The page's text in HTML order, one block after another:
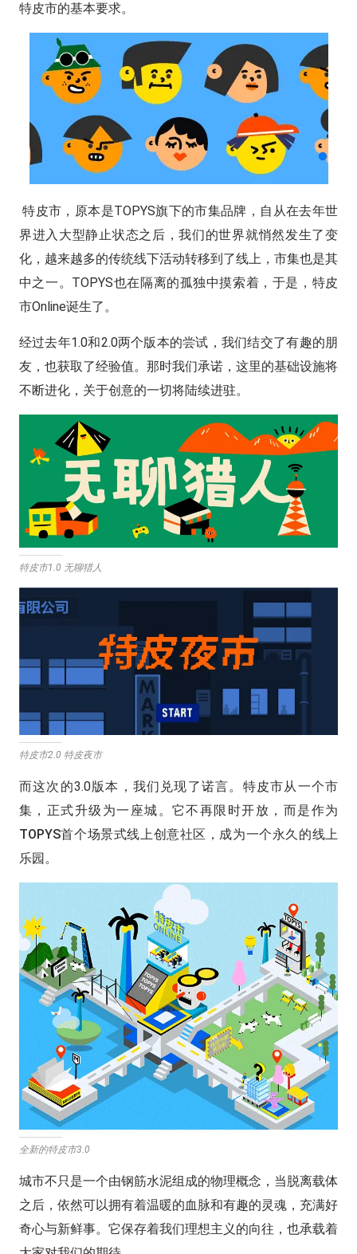
特皮市的基本要求。
特皮市，原本是TOPYS旗下的市集品牌，自从在去年世
界进入大型静止状态之后，我们的世界就悄然发生了变
化，越来越多的传统线下活动转移到了线上，市集也是其
中之一。TOPYS也在隔离的孤独中摸索着，于是，特皮
市Online诞生了。
经过去年1.0和2.0两个版本的尝试，我们结交了有趣的朋
友，也获取了经验值。 那时我们承诺，这里的基础设施将
不断进化，关于创意的一切将陆续进驻。
特皮市1.0 无聊猎人
特皮市2.0 特皮夜市
而这次的3.0版本，我们兑现了诺言。 特皮市从一个市
集，正式升级为一座城。它不再限时开放，而是作为
TOPYS首个场景式线上创意社区，成为一个永久的线上
乐园。
全新的特皮市3.0
城市不只是一个由钢筋水泥组成的物理概念，当脱离载体
之后，依然可以拥有着温暖的血脉和有趣的灵魂，充满好
奇心与新鲜事。它保存着我们理想主义的向往，也承载着